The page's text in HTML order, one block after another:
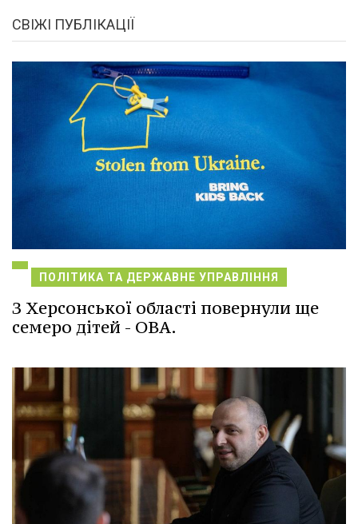
СВІЖІ ПУБЛІКАЦІЇ
ПОЛІТИКА ТА ДЕРЖАВНЕ УПРАВЛІННЯ
З Херсонської області повернули ще
семеро дітей - ОВА.